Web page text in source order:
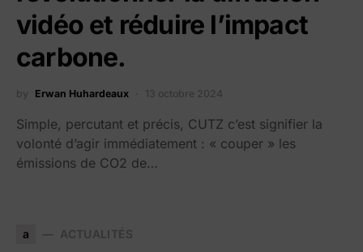
vidéo et réduire l’impact
carbone.
by Erwan Huhardeaux 13 octobre 2024
Simple, percutant et précis, CUTZ c’est signifier la
volonté d’agir immédiatement : « couper » les
émissions de CO2 de…
a ACTUALITÉS